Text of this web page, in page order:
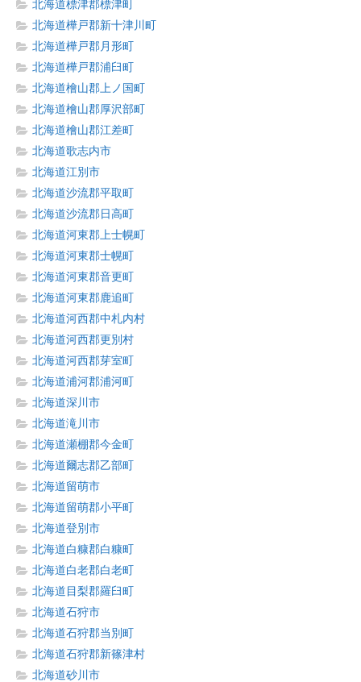
北海道標津郡標津町
北海道樺戸郡新十津川町
北海道樺戸郡月形町
北海道樺戸郡浦臼町
北海道檜山郡上ノ国町
北海道檜山郡厚沢部町
北海道檜山郡江差町
北海道歌志内市
北海道江別市
北海道沙流郡平取町
北海道沙流郡日高町
北海道河東郡上士幌町
北海道河東郡士幌町
北海道河東郡音更町
北海道河東郡鹿追町
北海道河西郡中札内村
北海道河西郡更別村
北海道河西郡芽室町
北海道浦河郡浦河町
北海道深川市
北海道滝川市
北海道瀬棚郡今金町
北海道爾志郡乙部町
北海道留萌市
北海道留萌郡小平町
北海道登別市
北海道白糠郡白糠町
北海道白老郡白老町
北海道目梨郡羅臼町
北海道石狩市
北海道石狩郡当別町
北海道石狩郡新篠津村
北海道砂川市